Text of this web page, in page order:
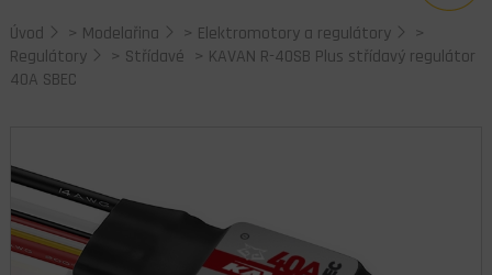
Úvod > Modelařina > Elektromotory a regulátory
>
Regulátory
> Střídavé > KAVAN R-40SB Plus střídavý regulátor
40A SBEC